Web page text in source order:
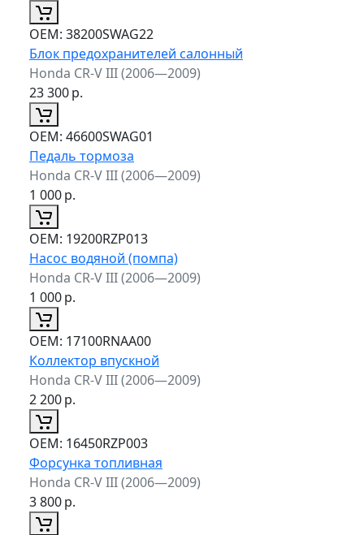
ОЕМ: 38200SWAG22
Блок предохранителей салонный
Honda CR-V III (2006—2009)
23 300р.
ОЕМ: 46600SWAG01
Педаль тормоза
Honda CR-V III (2006—2009)
1 000р.
ОЕМ: 19200RZP013
Насос водяной (помпа)
Honda CR-V III (2006—2009)
1 000р.
ОЕМ: 17100RNAA00
Коллектор впускной
Honda CR-V III (2006—2009)
2 200р.
ОЕМ: 16450RZP003
Форсунка топливная
Honda CR-V III (2006—2009)
3 800р.